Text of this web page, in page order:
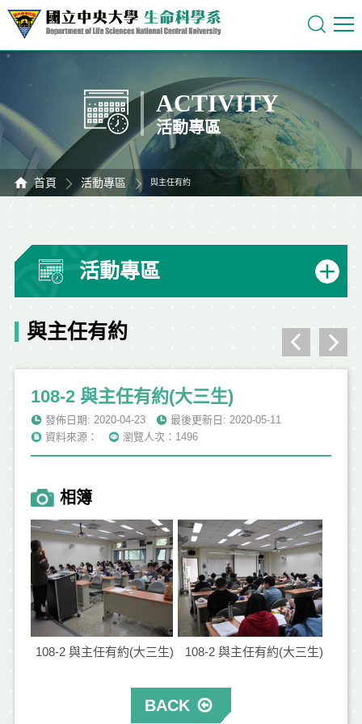
ACTIVITY
活動專區
首頁 活動專區 與主任有約
活動專區
與主任有約
108-2 與主任有約(大三生)
發佈日期: 2020-04-23
最後更新日: 2020-05-11
資料來源：
瀏覽人次：1496
相簿
108-2 與主任有約(大三生) 108-2 與主任有約(大三生)
BACK